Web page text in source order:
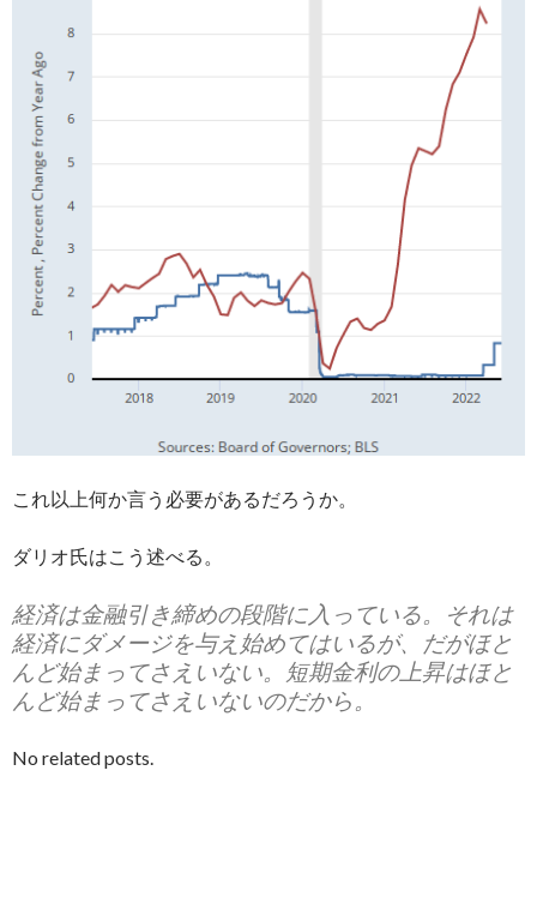
これ以上何か言う必要があるだろうか。
ダリオ氏はこう述べる。
経済は金融引き締めの段階に入っている。それは
経済にダメージを与え始めてはいるが、だがほと
んど始まってさえいない。短期金利の上昇はほと
んど始まってさえいないのだから。
No related posts.